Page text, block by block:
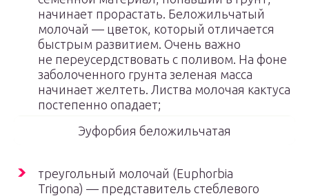
начинает прорастать. Беложильчатый
молочай — цветок, который отличается
быстрым развитием. Очень важно
не переусердствовать с поливом. На фоне
заболоченного грунта зеленая масса
начинает желтеть. Листва молочая кактуса
постепенно опадает;
Эуфорбия беложильчатая
треугольный молочай (Euphorbia
Trigona) — представитель стеблевого